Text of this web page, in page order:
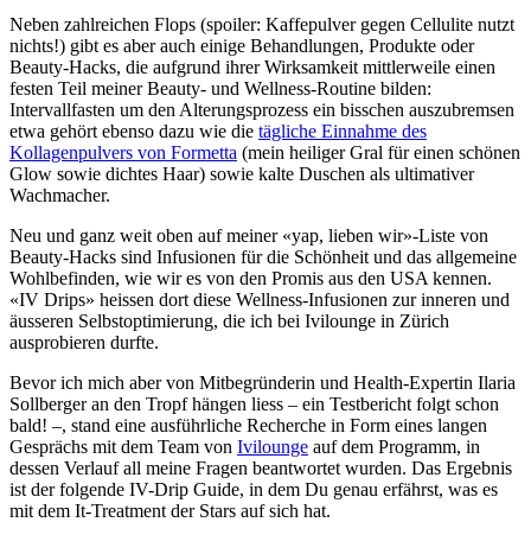
Neben zahlreichen Flops (spoiler: Kaffepulver gegen Cellulite nutzt
nichts!) gibt es aber auch einige Behandlungen, Produkte oder
Beauty-Hacks, die aufgrund ihrer Wirksamkeit mittlerweile einen
festen Teil meiner Beauty- und Wellness-Routine bilden:
Intervallfasten um den Alterungsprozess ein bisschen auszubremsen
etwa gehört ebenso dazu wie die tägliche Einnahme des
Kollagenpulvers von Formetta (mein heiliger Gral für einen schönen
Glow sowie dichtes Haar) sowie kalte Duschen als ultimativer
Wachmacher.
Neu und ganz weit oben auf meiner «yap, lieben wir»-Liste von
Beauty-Hacks sind Infusionen für die Schönheit und das allgemeine
Wohlbefinden, wie wir es von den Promis aus den USA kennen.
«IV Drips» heissen dort diese Wellness-Infusionen zur inneren und
äusseren Selbstoptimierung, die ich bei Ivilounge in Zürich
ausprobieren durfte.
Bevor ich mich aber von Mitbegründerin und Health-Expertin Ilaria
Sollberger an den Tropf hängen liess – ein Testbericht folgt schon
bald! –, stand eine ausführliche Recherche in Form eines langen
Gesprächs mit dem Team von Ivilounge auf dem Programm, in
dessen Verlauf all meine Fragen beantwortet wurden. Das Ergebnis
ist der folgende IV-Drip Guide, in dem Du genau erfährst, was es
mit dem It-Treatment der Stars auf sich hat.